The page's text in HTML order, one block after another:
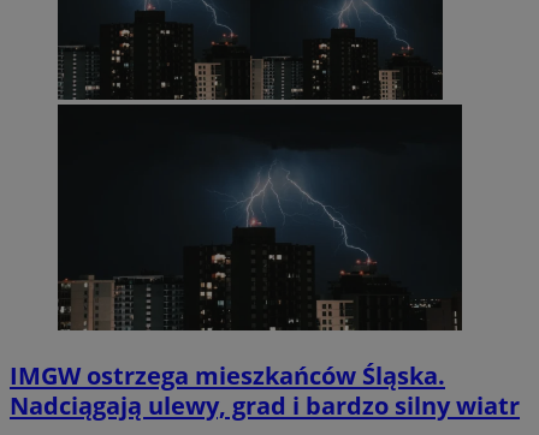
IMGW ostrzega mieszkańców Śląska.
Nadciągają ulewy, grad i bardzo silny wiatr